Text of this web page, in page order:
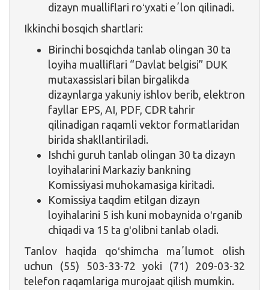
dizayn mualliflari roʻyxati eʼlon qilinadi.
Ikkinchi bosqich shartlari:
Birinchi bosqichda tanlab olingan 30 ta
loyiha mualliflari “Davlat belgisi” DUK
mutaxassislari bilan birgalikda
dizaynlarga yakuniy ishlov berib, elektron
fayllar EPS, AI, PDF, CDR tahrir
qilinadigan raqamli vektor formatlaridan
birida shakllantiriladi.
Ishchi guruh tanlab olingan 30 ta dizayn
loyihalarini Markaziy bankning
Komissiyasi muhokamasiga kiritadi.
Komissiya taqdim etilgan dizayn
loyihalarini 5 ish kuni mobaynida oʻrganib
chiqadi va 15 ta gʻolibni tanlab oladi.
Tanlov haqida qoʻshimcha maʼlumot olish
uchun (55) 503-33-72 yoki (71) 209-03-32
telefon raqamlariga murojaat qilish mumkin.